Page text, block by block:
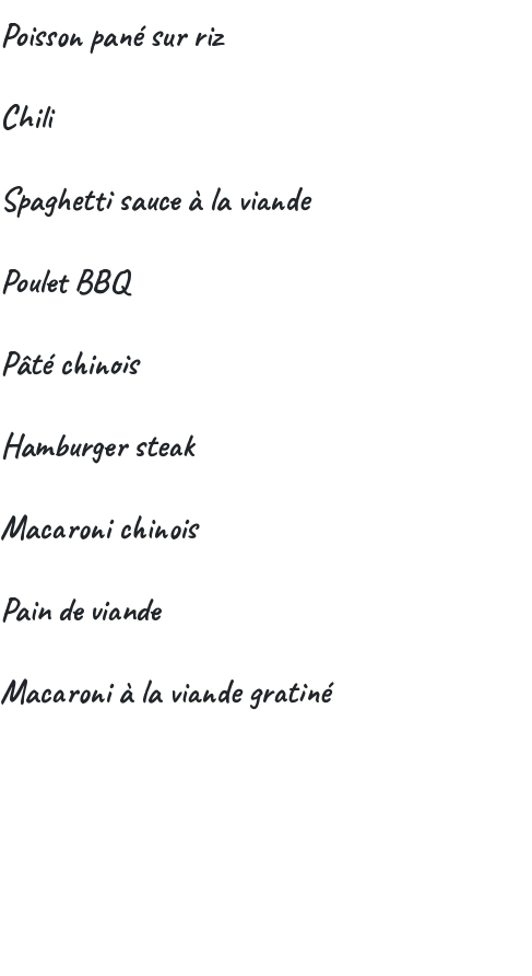
Poisson pané sur riz
Chili
Spaghetti sauce à la viande
Poulet BBQ
Pâté chinois
Hamburger steak
Macaroni chinois
Pain de viande
Macaroni à la viande gratiné